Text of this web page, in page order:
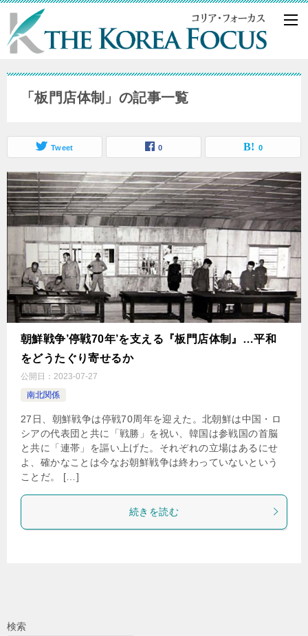
「板門店体制」の記事一覧
Tweet 0 0
朝鮮戦争’停戦70年’を支える『板門店体制』…平和
をどうたぐり寄せるか
公開日： 2023-07-27
南北関係
27日、朝鮮戦争は停戦70周年を迎えた。北朝鮮は中国・ロ
シアの代表団と共に「戦勝」を祝い、韓国は参戦国の首脳
と共に「連帯」を謳い上げた。それぞれの立場はあるにせ
よ、確かなことは今なお朝鮮戦争は終わっていないという
ことだ。 […]
続きを読む
検索